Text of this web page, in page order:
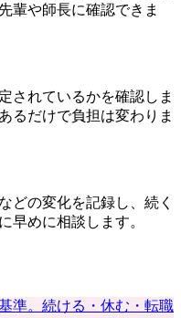
輩や師長に確認できま
されているかを確認しま
るだけで負担は変わりま
どの変化を記録し、続く
早めに相談します。